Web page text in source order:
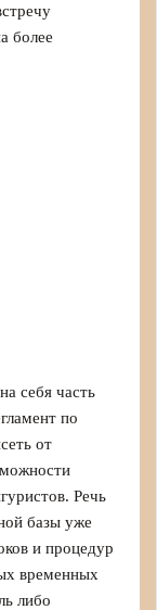
более
себя часть
по
от
Речь
базы уже
и процедур
временных
либо